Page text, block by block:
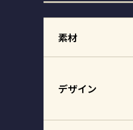
素材
デザイン